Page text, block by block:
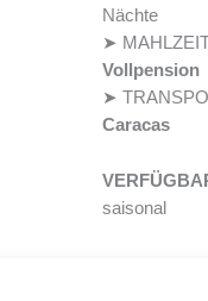
Nächte
➤
Vollpension
➤
Caracas
saisonal